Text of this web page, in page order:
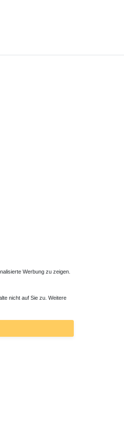
SL, SUR, SUL
Werbung zu zeigen.
nicht auf Sie zu. Weitere